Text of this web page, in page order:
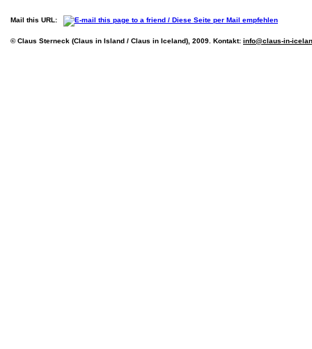
Mail this URL:
© Claus Sterneck (Claus in Island / Claus in Iceland), 2009. Kontakt: info@claus-in-